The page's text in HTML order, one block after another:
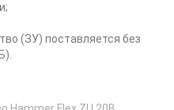
(ЗУ) поставляется без